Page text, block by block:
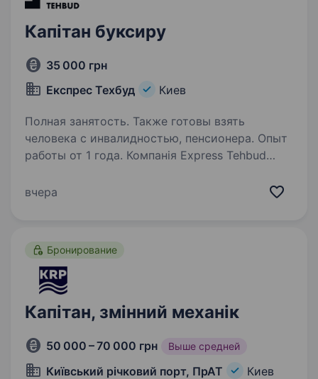
Капітан буксиру
35 000 грн
Експрес Техбуд
Киев
Полная занятость. Также готовы взять
человека с инвалидностью, пенсионера. Опыт
работы от 1 года. Компанія Express Tehbud
що об'єднує безліч напрямків діяльності.
вчера
Бронирование
Капітан, змінний механік
50 000 – 70 000 грн Выше средней
Київський річковий порт, ПрАТ Киев